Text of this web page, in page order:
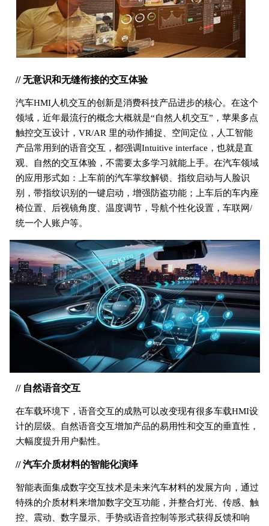
// 无意识和无缝衔接的交互体验
汽车HMI人机交互的创新是消费科技产品进步的核心。在这个
领域，近年最流行的概念大概就是“自然人机交互”，苹果多点
触控交互设计，VR/AR 里的动作捕捉、空间定位，人工智能
产品常用到的语音交互，都强调Intuitive interface，也就是直
观、自然的交互体验，不需要太多学习就能上手。在汽车领域
的应用形式如：上车前的汽车掌纹解锁、指纹启动与人脸识
别，带指纹识别的一键启动，增强防盗功能；上车后的车内座
椅位置、后视镜角度、温度调节，导航个性化设置，车联网/
统一个人账户等。
// 自然语音交互
在车载环境下，语音交互的成熟可以改变现有很多车载HMI设
计的层级。自然语音交互增加产品的易用性和交互的垂直性，
大幅度提升用户黏性。
// 汽车介质材料的智能化演绎
智能表面集成数字交互技术是未来汽车材料的发展方向，通过
特殊的介质材料来增加数字交互功能，并整合灯光、传感、触
控、震动、数字显示、手势或语音控制等形式获得反馈和响